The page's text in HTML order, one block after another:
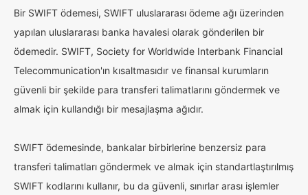
Bir SWIFT ödemesi, SWIFT uluslararası ödeme ağı üzerinden
yapılan uluslararası banka havalesi olarak gönderilen bir
ödemedir. SWIFT, Society for Worldwide Interbank Financial
Telecommunication'ın kısaltmasıdır ve finansal kurumların
güvenli bir şekilde para transferi talimatlarını göndermek ve
almak için kullandığı bir mesajlaşma ağıdır.
SWIFT ödemesinde, bankalar birbirlerine benzersiz para
transferi talimatları göndermek ve almak için standartlaştırılmış
SWIFT kodlarını kullanır, bu da güvenli, sınırlar arası işlemler